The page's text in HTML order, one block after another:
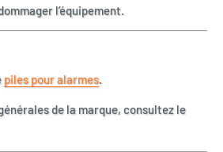
l’équipement.
piles pour alarmes.
de la marque, consultez le